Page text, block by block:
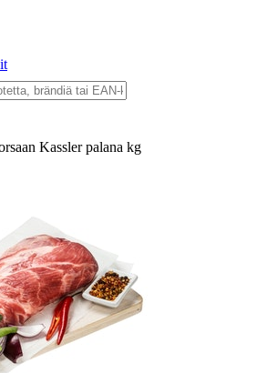
Kassler palana kg